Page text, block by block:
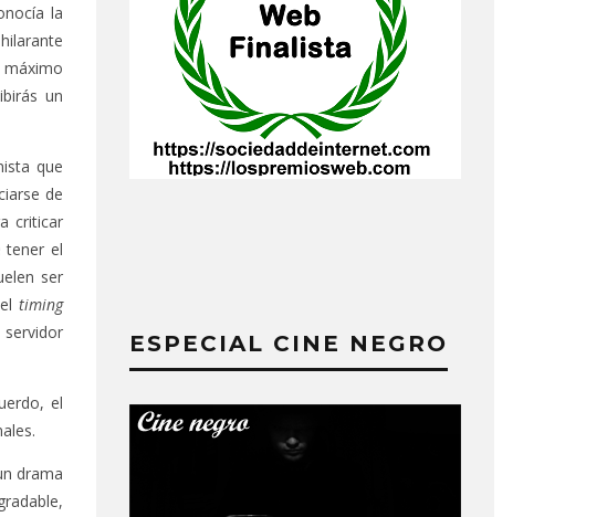
la
máximo
un
que
de
criticar
tener el
ser
timing
el
drama
ESPECIAL CINE NEGRO